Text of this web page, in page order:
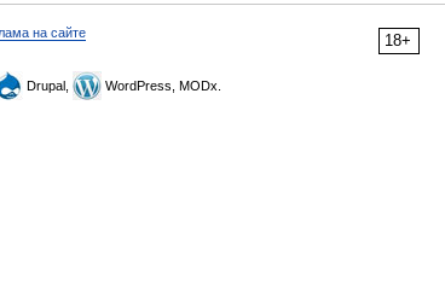
18+
на сайте
Drupal, WordPress, MODx.